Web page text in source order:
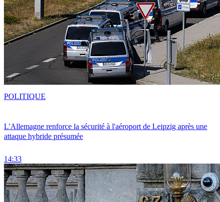
L'Allemagne renforce la sécurité à l'aéroport de Leipzig après une
attaque hybride présumée
14:33
POLITIQUE